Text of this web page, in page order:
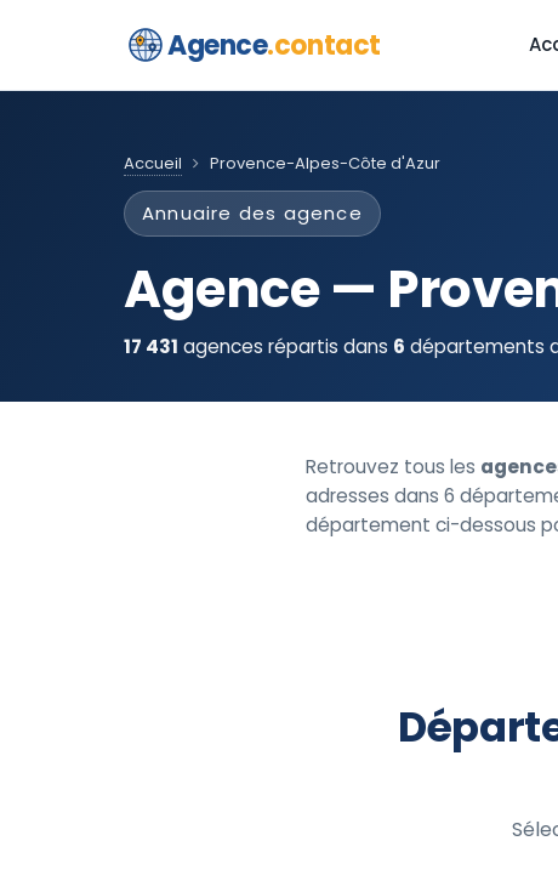
Agence.contact
Accueil Provence-Alpes-Côte d'Azur
Annuaire des agence
Agence —
17 431 agences répartis dans 6 départements
Retrouvez tous les
adresses dans 6
département ci-dessous